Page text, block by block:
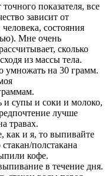
показателя, все
зависит от
состояния
Мне очень
сколько
из массы тела.
умножать на 30 грамм.
супы и соки и молоко,
лучше
травах.
как и я, то выпивайте
полстакана
кофе.
в течение дня.